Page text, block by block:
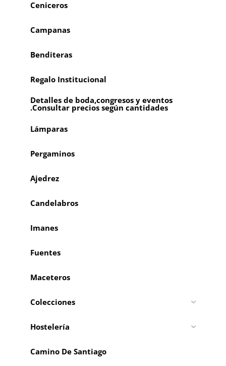
Ceniceros
Campanas
Benditeras
Regalo Institucional
Detalles de boda,congresos y eventos
.Consultar precios según cantidades
Lámparas
Pergaminos
Ajedrez
Candelabros
Imanes
Fuentes
Maceteros
Colecciones
Hostelería
Camino De Santiago